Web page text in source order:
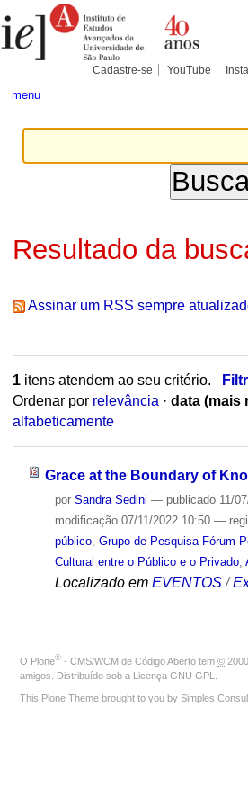
para
conteúdo.
Pessoais
Cadastre-se YouTube
menu
Resultado da
Assinar um RSS sempre
1itens atendem ao seu critério.
Ordenar por relevância · data (mais
alfabeticamente
Grace at the Boundary of
por Sandra Sedini — publicado11/
modificação07/11/2022 10:50 —
público, Grupo de Pesquisa Fórum
Cultural entre o Público e o Privado,
Localizado em EVENTOS /
O Plone® - CMS/WCM de Código Aberto tem ©
amigos. Distribuído sob a Licença GNU GPL
This Plone Theme brought to you by Simples